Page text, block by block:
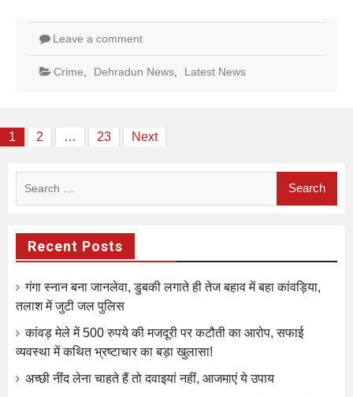
Leave a comment
Crime Dehradun News Latest News
Posts
1 2 … 23 Next
Recent Posts
गंगा स्नान बना जानलेवा, डुबकी लगाते ही तेज बहाव में बहा कांवड़िया,
तलाश में जुटी जल पुलिस
कांवड़ मेले में 500 रुपये की मजदूरी पर कटौती का आरोप, सफाई
व्यवस्था में कथित भ्रष्टाचार का बड़ा खुलासा!
अच्छी नींद लेना चाहते हैं तो दवाइयां नहीं, आजमाएं ये उपाय